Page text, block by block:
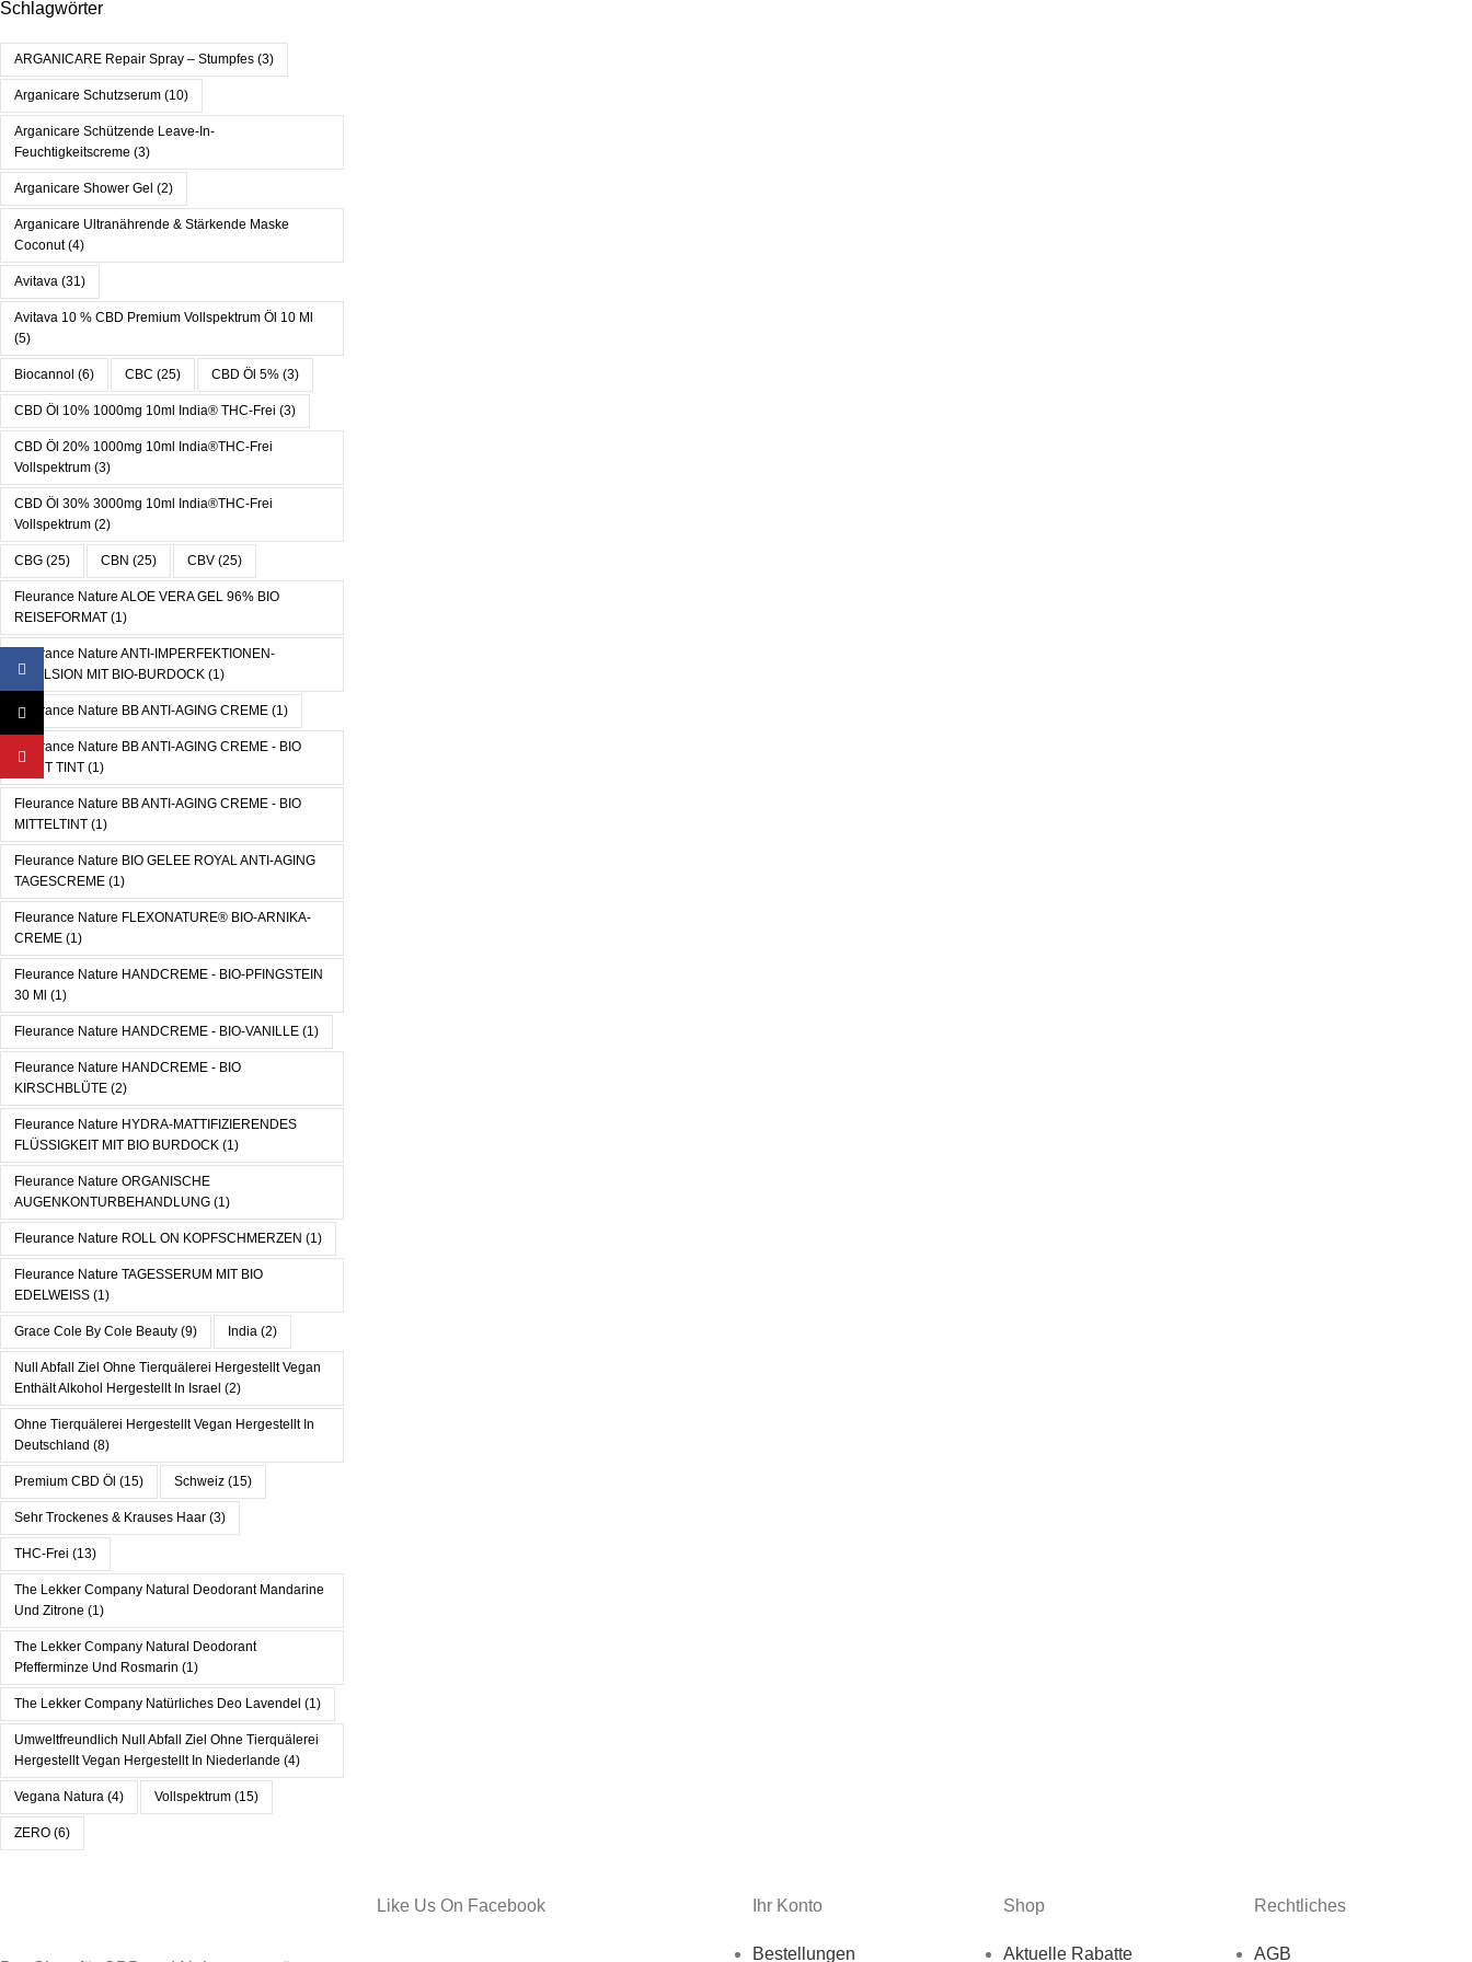
Schlagwörter
ARGANICARE Repair Spray – Stumpfes (3)
Arganicare Schutzserum (10)
Arganicare Schützende Leave-In-
Feuchtigkeitscreme (3)
Arganicare Shower Gel (2)
Arganicare Ultranährende & Stärkende Maske
Coconut(4)
Avitava (31)
Avitava 10 % CBD Premium Vollspektrum Öl 10 Ml
(5)
Biocannol (6) CBC (25) CBD Öl 5% (3)
CBD Öl 10% 1000mg 10ml India® THC-Frei (3)
CBD Öl 20% 1000mg 10ml India®THC-Frei
Vollspektrum (3)
CBD Öl 30% 3000mg 10ml India®THC-Frei
Vollspektrum (2)
CBG (25) CBN (25) CBV (25)
Fleurance Nature ALOE VERA GEL 96% BIO
REISEFORMAT (1)
Fleurance Nature ANTI-IMPERFEKTIONEN-
EMULSION MIT BIO-BURDOCK (1)
Fleurance Nature BB ANTI-AGING CREME (1)
Fleurance Nature BB ANTI-AGING CREME - BIO
LIGHT TINT (1)
Fleurance Nature BB ANTI-AGING CREME - BIO
MITTELTINT (1)
Fleurance Nature BIO GELEE ROYAL ANTI-AGING
TAGESCREME (1)
Fleurance Nature FLEXONATURE® BIO-ARNIKA-
CREME (1)
Fleurance Nature HANDCREME - BIO-PFINGSTEIN
30 Ml (1)
Fleurance Nature HANDCREME - BIO-VANILLE (1)
Fleurance Nature HANDCREME - BIO
KIRSCHBLÜTE (2)
Fleurance Nature HYDRA-MATTIFIZIERENDES
FLÜSSIGKEIT MIT BIO BURDOCK (1)
Fleurance Nature ORGANISCHE
AUGENKONTURBEHANDLUNG (1)
Fleurance Nature ROLL ON KOPFSCHMERZEN (1)
Fleurance Nature TAGESSERUM MIT BIO
EDELWEISS (1)
Grace Cole By Cole Beauty (9) India (2)
Null Abfall Ziel Ohne Tierquälerei Hergestellt Vegan
Enthält Alkohol Hergestellt In Israel (2)
Ohne Tierquälerei Hergestellt Vegan Hergestellt In
Deutschland (8)
Premium CBD Öl (15) Schweiz (15)
Sehr Trockenes & Krauses Haar (3)
THC-Frei (13)
The Lekker Company Natural Deodorant Mandarine
Und Zitrone (1)
The Lekker Company Natural Deodorant
Pfefferminze Und Rosmarin (1)
The Lekker Company Natürliches Deo Lavendel (1)
Umweltfreundlich Null Abfall Ziel Ohne Tierquälerei
Hergestellt Vegan Hergestellt In Niederlande (4)
Vegana Natura (4) Vollspektrum (15)
ZERO (6)
Like Us On Facebook Ihr Konto
Bestellungen
Shop
Aktuelle Rabatte
Rechtliches
AGB
Facebook
X
YouTube